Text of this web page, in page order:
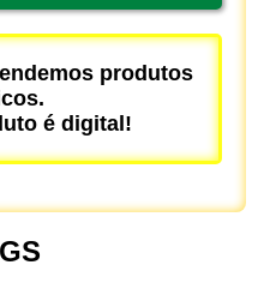
produtos
é digital!